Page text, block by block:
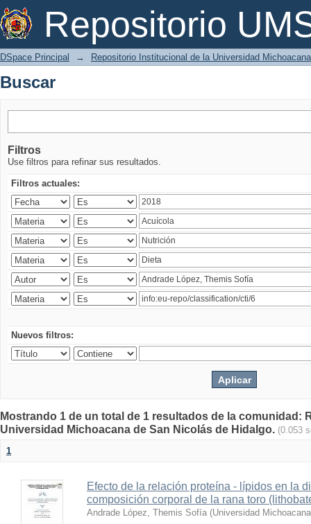
Repositorio
Buscar
DSpace Principal → Repositorio Institucional de la Universidad
Buscar
Filtros
Use filtros para refinar sus resultados.
Filtros actuales:
Nuevos filtros:
Mostrando 1 de un total de 1 resultados de la comunidad:
Universidad Michoacana de San Nicolás de Hidalgo. (0.053
1
Efecto de la relación proteína - lípidos en la
composición corporal de la rana toro
Andrade López, Themis Sofía (Universidad